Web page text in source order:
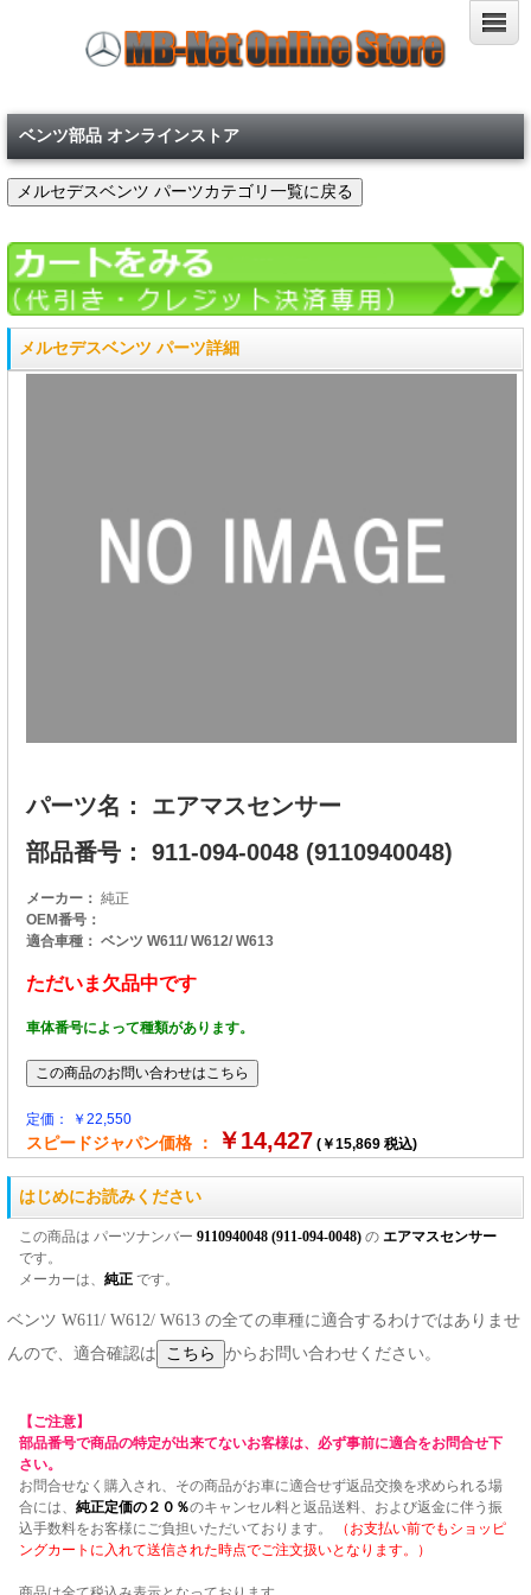
ベンツ部品 オンラインストア
メルセデスベンツ パーツ詳細
パーツ名： エアマスセンサー
部品番号： 911-094-0048 (9110940048)
メーカー： 純正
OEM番号：
適合車種： ベンツ W611/ W612/ W613
ただいま欠品中です
車体番号によって種類があります。
定価： ￥22,550
スピードジャパン価格 ： ￥14,427 (￥15,869 税込)
はじめにお読みください
この商品は パーツナンバー 9110940048 (911-094-0048) の エアマスセンサー
です。
メーカーは、 純正 です。
ベンツ W611/ W612/ W613 の全ての車種に適合するわけではありませ
んので、適合確認は
からお問い合わせください。
【ご注意】
部品番号で商品の特定が出来てないお客様は、必ず事前に適合をお問合せ下
さい。
お問合せなく購入され、その商品がお車に適合せず返品交換を求められる場
合には、 純正定価の２０％のキャンセル料と返品送料、および返金に伴う振
込手数料をお客様にご負担いただいております。
（お支払い前でもショッピ
ングカートに入れて送信された時点でご注文扱いとなります。）